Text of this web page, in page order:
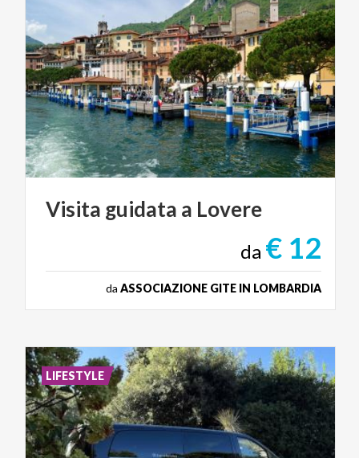
Visita guidata a Lovere
da € 12
da ASSOCIAZIONE GITE IN LOMBARDIA
LIFESTYLE